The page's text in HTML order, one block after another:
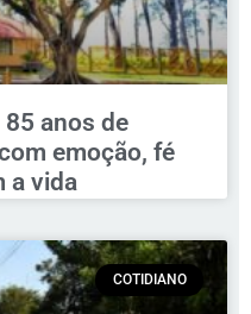
anos de
emoção, fé
a vida
COTIDIANO